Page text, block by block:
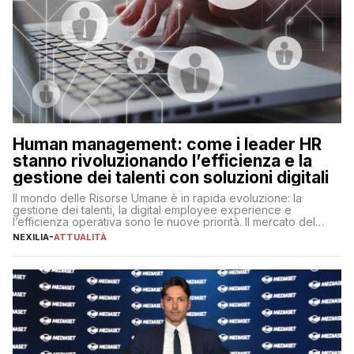
Human management: come i leader HR
stanno rivoluzionando l’efficienza e la
gestione dei talenti con soluzioni digitali
Il mondo delle Risorse Umane è in rapida evoluzione: la
gestione dei talenti, la digital employee experience e
l’efficienza operativa sono le nuove priorità. Il mercato del
lavoro, d’altra parte, è sempre più competitivo con una lotta
NEXILIA-ATTUALITÀ